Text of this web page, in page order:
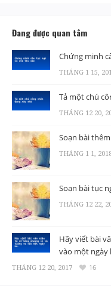
Đang được quan tâm
Chứng minh
THÁNG 1 15,
Tả một chú
THÁNG 12 20,
Soạn bài
THÁNG 1 1,
Soạn bài tục
THÁNG 12 22,
Hãy viết bài
vào một ngày
THÁNG 12 20, 2017 16